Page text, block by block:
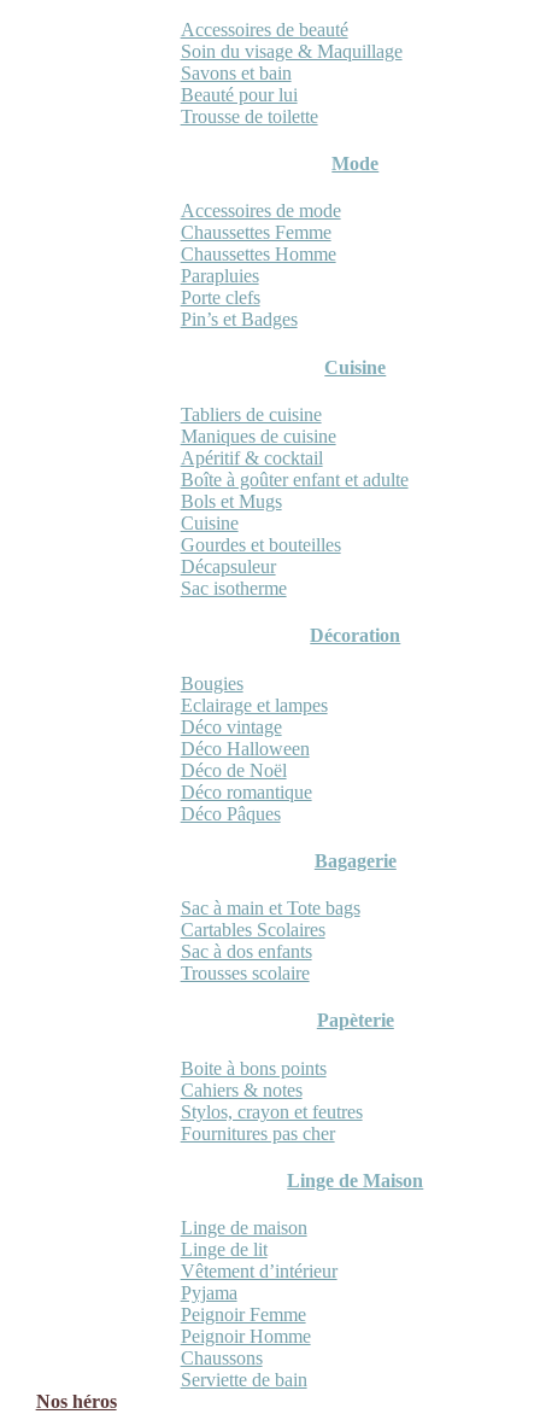
Accessoires de beauté
Soin du visage & Maquillage
Savons et bain
Beauté pour lui
Trousse de toilette
Mode
Accessoires de mode
Chaussettes Femme
Chaussettes Homme
Parapluies
Porte clefs
Pin’s et Badges
Cuisine
Tabliers de cuisine
Maniques de cuisine
Apéritif & cocktail
Boîte à goûter enfant et adulte
Bols et Mugs
Cuisine
Gourdes et bouteilles
Décapsuleur
Sac isotherme
Décoration
Bougies
Eclairage et lampes
Déco vintage
Déco Halloween
Déco de Noël
Déco romantique
Déco Pâques
Bagagerie
Sac à main et Tote bags
Cartables Scolaires
Sac à dos enfants
Trousses scolaire
Papèterie
Boite à bons points
Cahiers & notes
Stylos, crayon et feutres
Fournitures pas cher
Linge de Maison
Linge de maison
Linge de lit
Vêtement d’intérieur
Pyjama
Peignoir Femme
Peignoir Homme
Chaussons
Serviette de bain
Nos héros